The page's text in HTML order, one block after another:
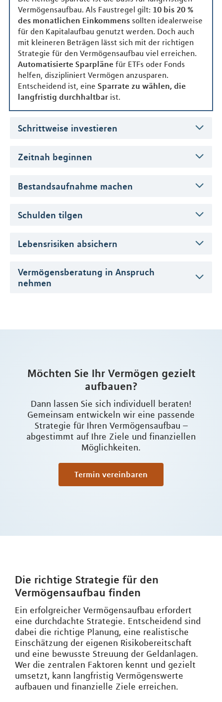
Vermögensaufbau. Als Faustregel gilt: 10 bis 20 %
des monatlichen Einkommens sollten idealerweise
für den Kapitalaufbau genutzt werden. Doch auch
mit kleineren Beträgen lässt sich mit der richtigen
Strategie für den Vermögensaufbau viel erreichen.
Automatisierte Sparpläne für ETFs oder Fonds
helfen, diszipliniert Vermögen anzusparen.
Entscheidend ist, eine Sparrate zu wählen, die
langfristig durchhaltbar ist.
Schrittweise investieren
Zeitnah beginnen
Bestandsaufnahme machen
Schulden tilgen
Lebensrisiken absichern
Vermögensberatung in Anspruch
nehmen
Möchten Sie Ihr Vermögen gezielt
aufbauen?
Dann lassen Sie sich individuell beraten!
Gemeinsam entwickeln wir eine passende
Strategie für Ihren Vermögensaufbau –
abgestimmt auf Ihre Ziele und finanziellen
Möglichkeiten.
Termin vereinbaren
Die richtige Strategie für den
Vermögensaufbau finden
Ein erfolgreicher Vermögensaufbau erfordert
eine durchdachte Strategie. Entscheidend sind
dabei die richtige Planung, eine realistische
Einschätzung der eigenen Risikobereitschaft
und eine bewusste Streuung der Geldanlagen.
Wer die zentralen Faktoren kennt und gezielt
umsetzt, kann langfristig Vermögenswerte
aufbauen und finanzielle Ziele erreichen.